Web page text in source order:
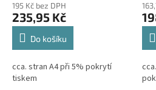
195 Kč bez DPH
235,95 Kč
Do košíku
cca. stran A4 při 5% pokrytí
tiskem